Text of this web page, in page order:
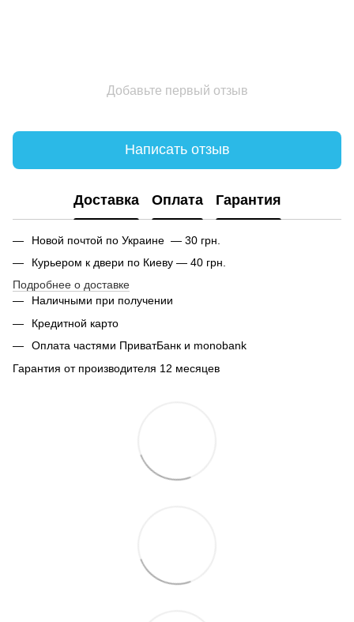
Добавьте первый отзыв
Написать отзыв
Доставка Оплата Гарантия
Новой почтой по Украине — 30 грн.
Курьером к двери по Киеву — 40 грн.
Подробнее о доставке
Наличными при получении
Кредитной карто
Оплата частями ПриватБанк и monobank
Гарантия от производителя 12 месяцев